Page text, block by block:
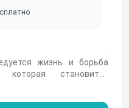
жизнь и борьба
становится
внутренние конфликты
себя и своих идеалов.